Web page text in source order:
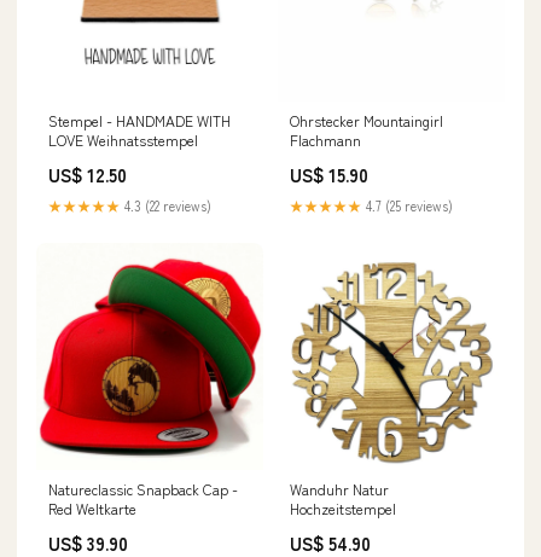
Stempel - HANDMADE WITH
LOVE Weihnatsstempel
US$ 12.50
★★★★★ 4.3 (22 reviews)
Ohrstecker Mountaingirl
Flachmann
US$ 15.90
★★★★★ 4.7 (25 reviews)
Natureclassic Snapback Cap -
Red Weltkarte
US$ 39.90
Wanduhr Natur
Hochzeitstempel
US$ 54.90